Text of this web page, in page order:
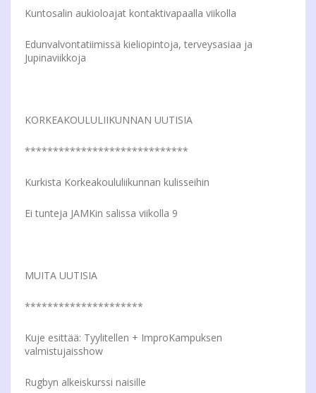
Kuntosalin aukioloajat kontaktivapaalla viikolla
Edunvalvontatiimissä kieliopintoja, terveysasiaa ja
Jupinaviikkoja
KORKEAKOULULIIKUNNAN UUTISIA
*****************************
Kurkista Korkeakoululiikunnan kulisseihin
Ei tunteja JAMKin salissa viikolla 9
MUITA UUTISIA
*********************
Kuje esittää: Tyylitellen + ImproKampuksen
valmistujaisshow
Rugbyn alkeiskurssi naisille